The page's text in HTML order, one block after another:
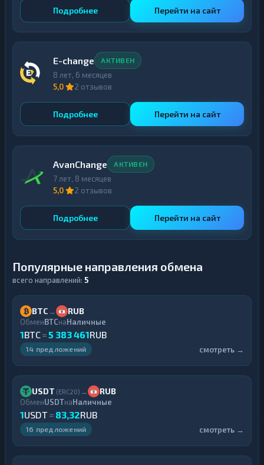
Подробнее Перейти на сайт
E-change АКТИВЕН
8 лет, 6 месяцев
5,0
2 отзывов
Подробнее Перейти на сайт
AvanChange АКТИВЕН
7 лет, 8 месяцев
5,0
2 отзывов
Подробнее Перейти на сайт
Популярные направления обмена
всего направлений: 5
BTC → RUB
ОбменBTCнаНаличные
1BTC=5 383 461RUB
14 предложений смотреть →
USDT (ERC20) → RUB
ОбменUSDTнаНаличные
1USDT= 83,32RUB
16 предложений смотреть →